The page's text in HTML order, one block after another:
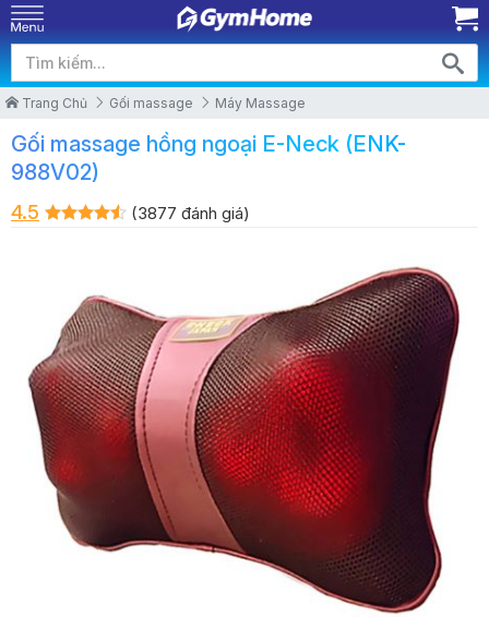
Trang Chủ Gối massage Máy Massage
Gối massage hồng ngoại E-Neck (ENK-
988V02)
4.5 (3877 đánh giá)